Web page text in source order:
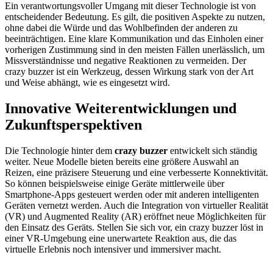
Ein verantwortungsvoller Umgang mit dieser Technologie ist von
entscheidender Bedeutung. Es gilt, die positiven Aspekte zu nutzen,
ohne dabei die Würde und das Wohlbefinden der anderen zu
beeinträchtigen. Eine klare Kommunikation und das Einholen einer
vorherigen Zustimmung sind in den meisten Fällen unerlässlich, um
Missverständnisse und negative Reaktionen zu vermeiden. Der
crazy buzzer ist ein Werkzeug, dessen Wirkung stark von der Art
und Weise abhängt, wie es eingesetzt wird.
Innovative Weiterentwicklungen und
Zukunftsperspektiven
Die Technologie hinter dem crazy buzzer entwickelt sich ständig
weiter. Neue Modelle bieten bereits eine größere Auswahl an
Reizen, eine präzisere Steuerung und eine verbesserte Konnektivität.
So können beispielsweise einige Geräte mittlerweile über
Smartphone-Apps gesteuert werden oder mit anderen intelligenten
Geräten vernetzt werden. Auch die Integration von virtueller Realität
(VR) und Augmented Reality (AR) eröffnet neue Möglichkeiten für
den Einsatz des Geräts. Stellen Sie sich vor, ein crazy buzzer löst in
einer VR-Umgebung eine unerwartete Reaktion aus, die das
virtuelle Erlebnis noch intensiver und immersiver macht.